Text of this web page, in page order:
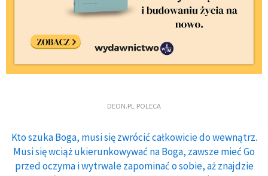
DEON.PL POLECA
Kto szuka Boga, musi się zwrócić całkowicie do wewnątrz.
Musi się wciąż ukierunkowywać na Boga, zawsze mieć Go
przed oczyma i wytrwale zapominać o sobie, aż znajdzie